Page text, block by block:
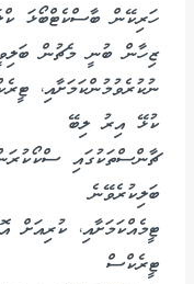
ހަރިކޭން ބާސްކެޓްބޯޅަ
ޒިހާން ބުނީ މެޗުން
ނުކުރެވުމުންކަމަށާއި،
ކުޅޭ އިރު ލިބޭ
ޗާންސްތަކުގައި
ބަލިކުރެވޭނެ
ޓީމެއްކަމަށާއި، ކުރިއަށް
ޓީރެކްސް